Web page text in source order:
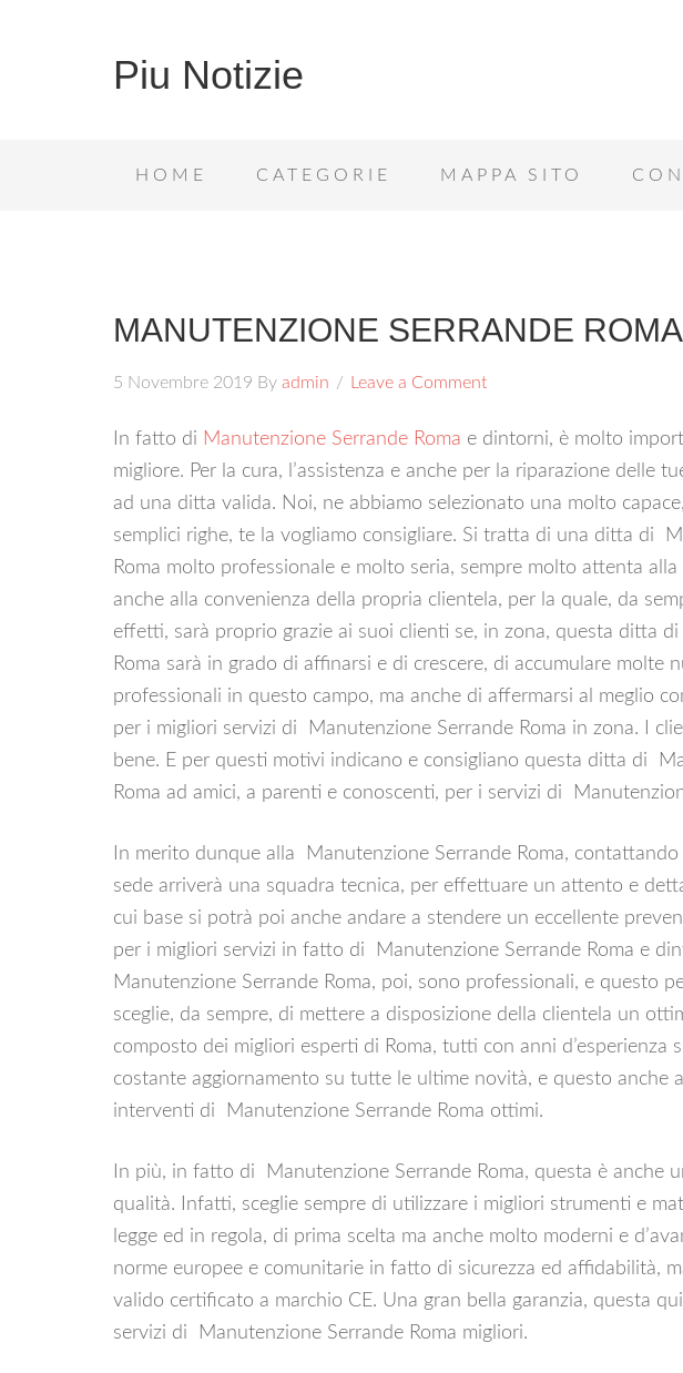
Piu Notizie
HOME CATEGORIE MAPPA SITO
MANUTENZIONE SERRANDE ROMA
5 Novembre 2019 By admin Leave a Comment
In fatto di Manutenzione Serrande Roma e dintorni, è molto
migliore. Per la cura, l’assistenza e anche per la riparazione delle
ad una ditta valida. Noi, ne abbiamo selezionato una molto
semplici righe, te la vogliamo consigliare. Si tratta di una ditta di
Roma molto professionale e molto seria, sempre molto attenta
anche alla convenienza della propria clientela, per la quale, da
effetti, sarà proprio grazie ai suoi clienti se, in zona, questa ditta
Roma sarà in grado di affinarsi e di crescere, di accumulare molte
professionali in questo campo, ma anche di affermarsi al meglio
per i migliori servizi di Manutenzione Serrande Roma in zona. I
bene. E per questi motivi indicano e consigliano questa ditta di
Roma ad amici, a parenti e conoscenti, per i servizi di
In merito dunque alla Manutenzione Serrande Roma,
sede arriverà una squadra tecnica, per effettuare un attento e
cui base si potrà poi anche andare a stendere un eccellente
per i migliori servizi in fatto di Manutenzione Serrande Roma e
Manutenzione Serrande Roma, poi, sono professionali, e questo
sceglie, da sempre, di mettere a disposizione della clientela un
composto dei migliori esperti di Roma, tutti con anni d’esperienza
costante aggiornamento su tutte le ultime novità, e questo anche
interventi di Manutenzione Serrande Roma ottimi.
In più, in fatto di Manutenzione Serrande Roma, questa è anche
qualità. Infatti, sceglie sempre di utilizzare i migliori strumenti e
legge ed in regola, di prima scelta ma anche molto moderni e
norme europee e comunitarie in fatto di sicurezza ed affidabilità,
valido certificato a marchio CE. Una gran bella garanzia, questa
servizi di Manutenzione Serrande Roma migliori.